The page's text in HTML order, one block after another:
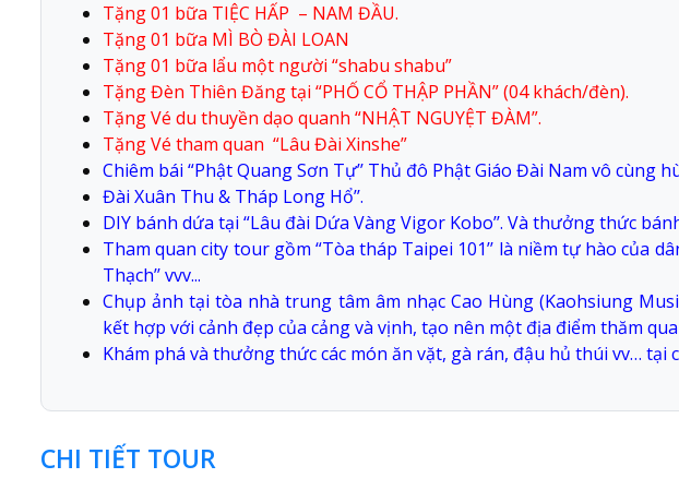
Tặng 01 bữa TIỆC HẤP – NAM ĐẦU.
Tặng 01 bữa MÌ BÒ ĐÀI LOAN
Tặng 01 bữa lẩu một người “shabu shabu”
Tặng Đèn Thiên Đăng tại “PHỐ CỔ THẬP PHẦN” (04 khách/đèn).
Tặng Vé du thuyền dạo quanh “NHẬT NGUYỆT ĐÀM”.
Tặng Vé tham quan “Lâu Đài Xinshe”
Chiêm bái “Phật Quang Sơn Tự’’ Thủ đô Phật Giáo Đài Nam vô cùng
Đài Xuân Thu & Tháp Long Hổ’’.
DIY bánh dứa tại “Lâu đài Dứa Vàng Vigor Kobo’’. Và thưởng thức
Tham quan city tour gồm “Tòa tháp Taipei 101’’ là niềm tự hào của
Thạch’’ vvv...
Chụp ảnh tại tòa nhà trung tâm âm nhạc Cao Hùng (Kaohsiung
kết hợp với cảnh đẹp của cảng và vịnh, tạo nên một địa điểm thăm
Khám phá và thưởng thức các món ăn vặt, gà rán, đậu hủ thúi vv… tại
CHI TIẾT TOUR